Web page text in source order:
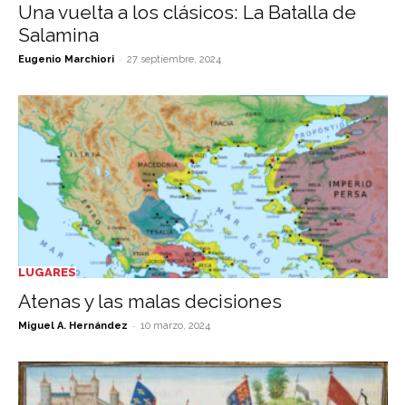
Una vuelta a los clásicos: La Batalla de
Salamina
Eugenio Marchiori - 27 septiembre, 2024
LUGARES
Atenas y las malas decisiones
Miguel A. Hernández - 10 marzo, 2024